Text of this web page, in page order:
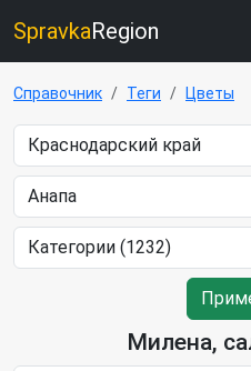
SpravkaRegion
Справочник Теги Цветы
Милена,